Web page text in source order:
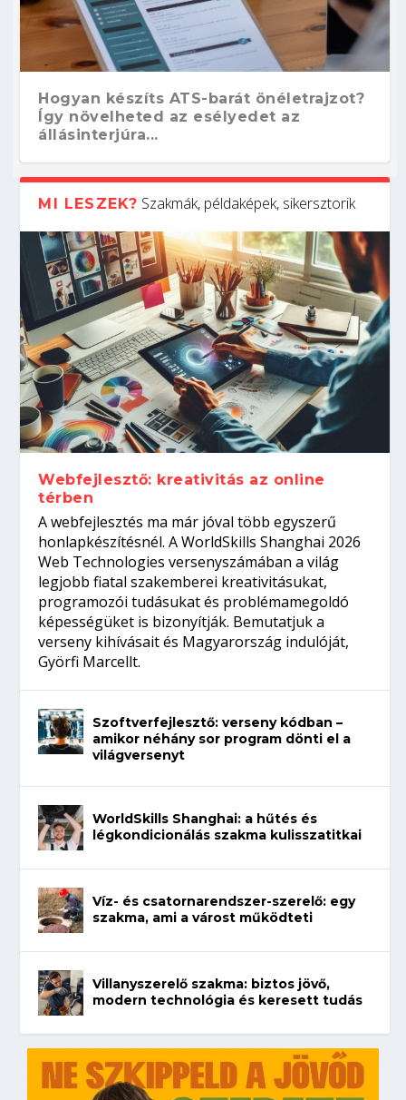
Hogyan készíts ATS-barát önéletrajzot?
Így növelheted az esélyedet az
állásinterjúra...
Kitalálod, mire használják ezeket a
gépeket?
Nem sikerült az egyetemi felvételi?
Tanulj szakmát!
Szoftverfejlesztő: verseny kódban –
amikor néhány sor program dönti el a
világversenyt...
Digitális detox – hogyan kapcsolódj ki
telefon nélkül?
MI LESZEK? Szakmák, példaképek, sikersztorik
Webfejlesztő: kreativitás az online
térben
A webfejlesztés ma már jóval több egyszerű
honlapkészítésnél. A WorldSkills Shanghai 2026
Web Technologies versenyszámában a világ
legjobb fiatal szakemberei kreativitásukat,
programozói tudásukat és problémamegoldó
képességüket is bizonyítják. Bemutatjuk a
verseny kihívásait és Magyarország indulóját,
Györfi Marcellt.
Szoftverfejlesztő: verseny kódban –
amikor néhány sor program dönti el a
világversenyt
WorldSkills Shanghai: a hűtés és
légkondicionálás szakma kulisszatitkai
Víz- és csatornarendszer-szerelő: egy
szakma, ami a várost működteti
Villanyszerelő szakma: biztos jövő,
modern technológia és keresett tudás